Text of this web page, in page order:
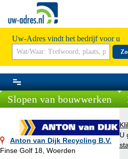
Uw-Adres vindt het bedrijf voor u
Slopen van bouwwerken
Anton van Dijk Recycling B.V.
Finse Golf 18, Woerden
U